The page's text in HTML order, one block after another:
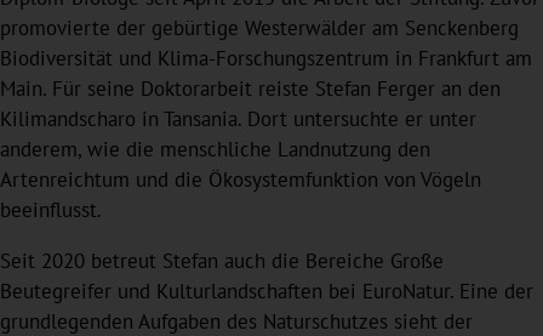
promovierte der gebürtige Westerwälder am Senckenberg
Biodiversität und Klima-Forschungszentrum in Frankfurt am
Main. Für seine Doktorarbeit reiste Stefan Ferger an den
Kilimandscharo in Tansania. Dort untersuchte er unter
anderem, wie die menschliche Landnutzung den
Artenreichtum und die Ökosystemfunktion von Vögeln
beeinflusst.
Seit 2020 betreut Stefan auch die Bereiche Große
Beutegreifer und Kulturlandschaften bei EuroNatur. Eine der
grundlegenden Aufgaben des Naturschutzes sieht der